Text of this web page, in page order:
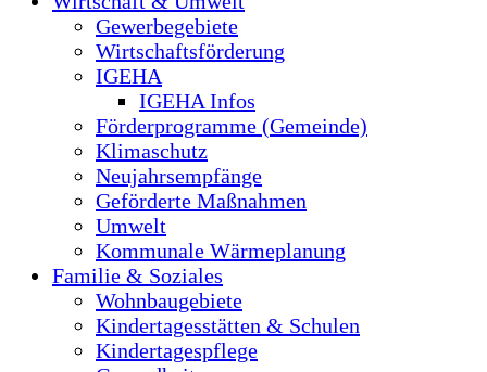
Gewerbegebiete
Wirtschaftsförderung
IGEHA
IGEHA Infos
Förderprogramme (Gemeinde)
Klimaschutz
Neujahrsempfänge
Geförderte Maßnahmen
Umwelt
Kommunale Wärmeplanung
Familie & Soziales
Wohnbaugebiete
Kindertagesstätten & Schulen
Kindertagespflege